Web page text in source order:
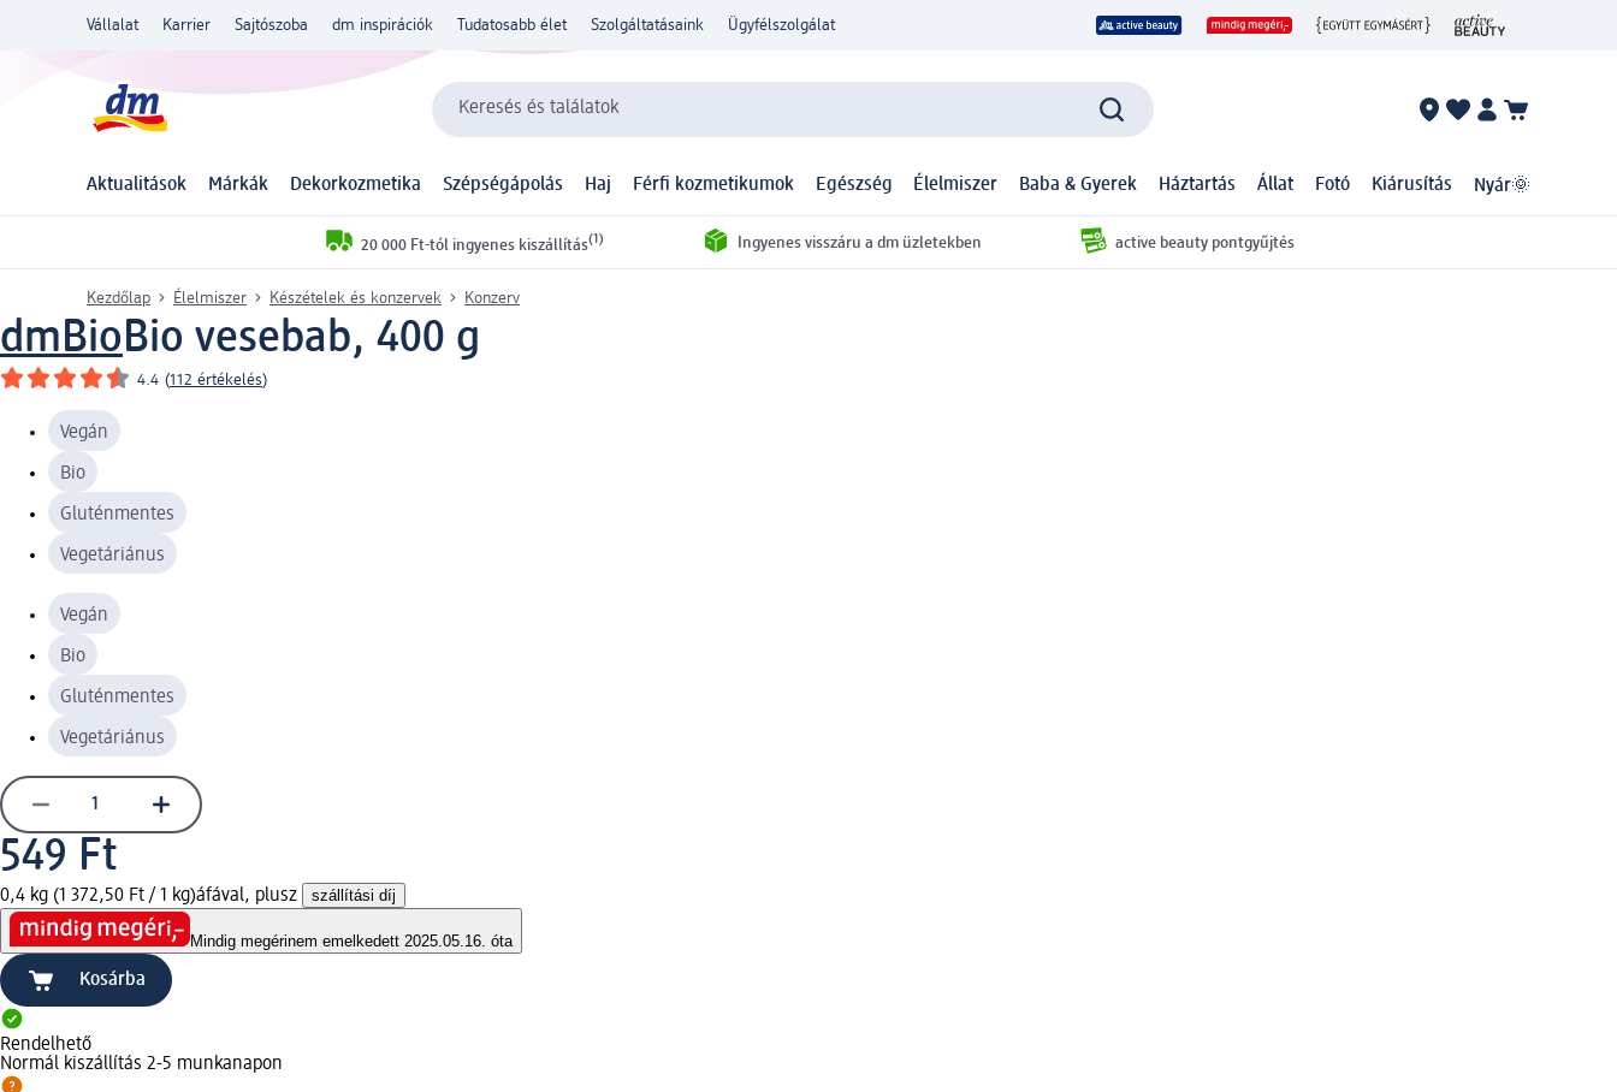
Vállalat Karrier Sajtószoba dm inspirációk Tudatosabb élet Szolgáltatásaink Ügyfélszolgálat
Keresés és találatok
Aktualitások Márkák Dekorkozmetika Szépségápolás Haj Férfi kozmetikumok Egészség Élelmiszer Baba & Gyerek Háztartás Állat Fotó Kiárusítás Nyár🌞
20 000 Ft-tól ingyenes kiszállítás(1) Ingyenes visszáru a dm üzletekben active beauty pontgyűjtés
Kezdőlap Élelmiszer Készételek és konzervek Konzerv
dmBioBio vesebab, 400 g
4.4 (112 értékelés)
Vegán
Bio
Gluténmentes
Vegetáriánus
Vegán
Bio
Gluténmentes
Vegetáriánus
549 Ft
0,4 kg (1 372,50 Ft / 1 kg)áfával, plusz szállítási díj
Mindig megérinem emelkedett 2025.05.16. óta
Kosárba
Rendelhető
Normál kiszállítás 2-5 munkanapon